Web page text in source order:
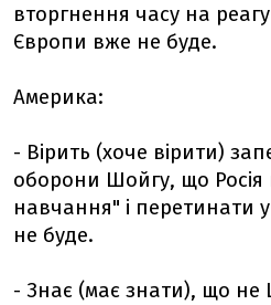
вторгнення часу на
Європи вже не буде.
Америка:
- Вірить (хоче вірити)
оборони Шойгу, що Росія
навчання" і перетинати
не буде.
- Знає (має знати), що